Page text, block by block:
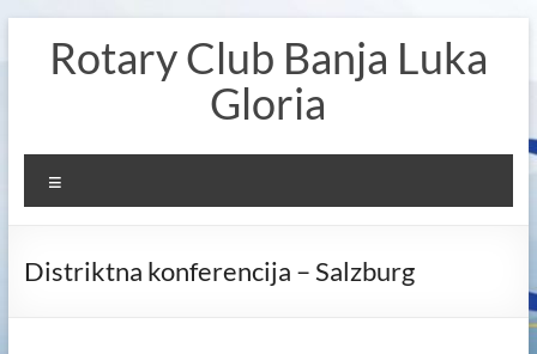
contentRotary Club Banja Luka
Gloria
Distriktna konferencija – Salzburg